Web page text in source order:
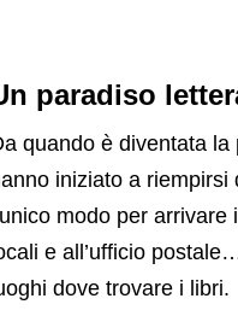
paradiso
quando è diventata
iniziato a riempirsi
modo per
e all’ufficio
dove trovare i libri.